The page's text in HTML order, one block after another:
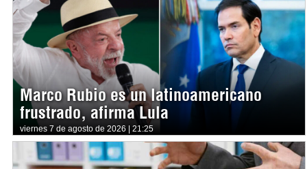
Marco Rubio es un latinoamericano
frustrado, afirma Lula
viernes 7 de agosto de 2026 | 21:25